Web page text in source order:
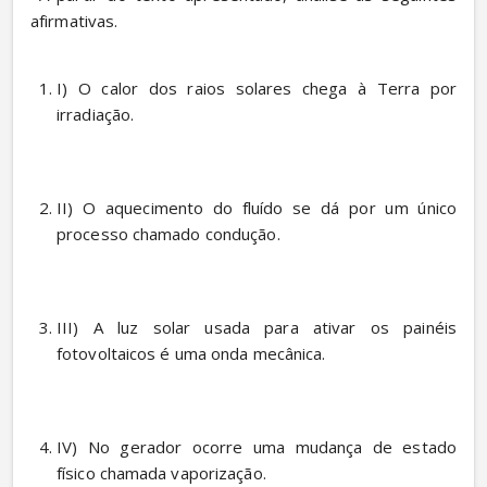
afirmativas.
I) O calor dos raios solares chega à Terra por
irradiação.
II) O aquecimento do fluído se dá por um único
processo chamado condução.
III) A luz solar usada para ativar os painéis
fotovoltaicos é uma onda mecânica.
IV) No gerador ocorre uma mudança de estado
físico chamada vaporização.